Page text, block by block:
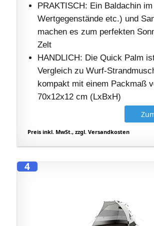
PRAKTISCH: Ein Baldachin
Wertgegenstände etc.) und
machen es zum perfekten
Zelt
HANDLICH: Die Quick Palm
Vergleich zu Wurf-
kompakt mit einem Packmaß
70x12x12 cm (LxBxH)
Preis inkl. MwSt., zzgl. Versandkosten
4